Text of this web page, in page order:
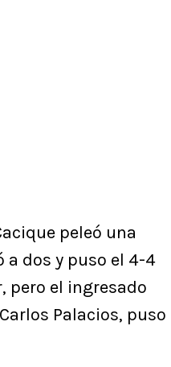
peleó una
a dos y puso el 4-4
pero el ingresado
Palacios, puso